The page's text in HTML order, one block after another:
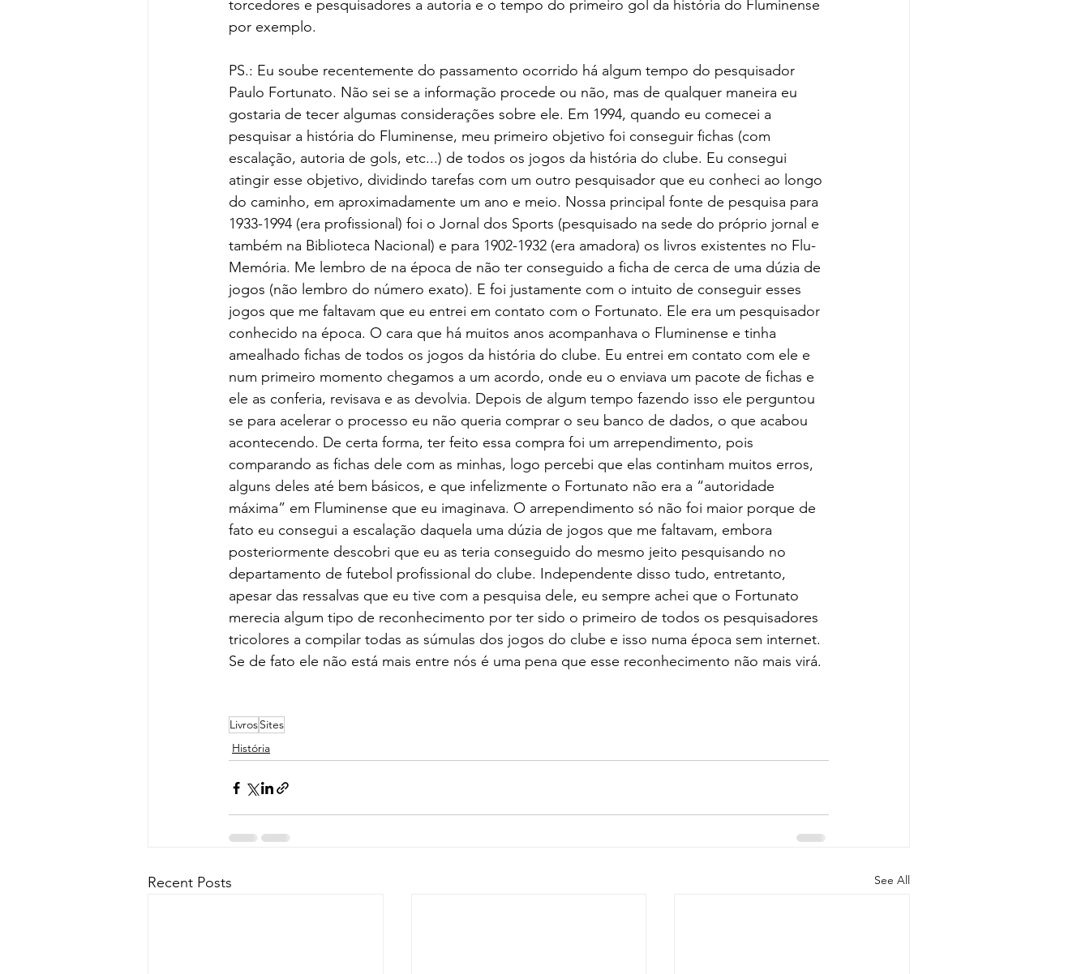
torcedores e pesquisadores a autoria e o tempo do primeiro gol da história do Fluminense
por exemplo.
PS.: Eu soube recentemente do passamento ocorrido há algum tempo do pesquisador
Paulo Fortunato. Não sei se a informação procede ou não, mas de qualquer maneira eu
gostaria de tecer algumas considerações sobre ele. Em 1994, quando eu comecei a
pesquisar a história do Fluminense, meu primeiro objetivo foi conseguir fichas (com
escalação, autoria de gols, etc...) de todos os jogos da história do clube. Eu consegui
atingir esse objetivo, dividindo tarefas com um outro pesquisador que eu conheci ao longo
do caminho, em aproximadamente um ano e meio. Nossa principal fonte de pesquisa para
1933-1994 (era profissional) foi o Jornal dos Sports (pesquisado na sede do próprio jornal e
também na Biblioteca Nacional) e para 1902-1932 (era amadora) os livros existentes no Flu-
Memória. Me lembro de na época de não ter conseguido a ficha de cerca de uma dúzia de
jogos (não lembro do número exato). E foi justamente com o intuito de conseguir esses
jogos que me faltavam que eu entrei em contato com o Fortunato. Ele era um pesquisador
conhecido na época. O cara que há muitos anos acompanhava o Fluminense e tinha
amealhado fichas de todos os jogos da história do clube. Eu entrei em contato com ele e
num primeiro momento chegamos a um acordo, onde eu o enviava um pacote de fichas e
ele as conferia, revisava e as devolvia. Depois de algum tempo fazendo isso ele perguntou
se para acelerar o processo eu não queria comprar o seu banco de dados, o que acabou
acontecendo. De certa forma, ter feito essa compra foi um arrependimento, pois
comparando as fichas dele com as minhas, logo percebi que elas continham muitos erros,
alguns deles até bem básicos, e que infelizmente o Fortunato não era a “autoridade
máxima” em Fluminense que eu imaginava. O arrependimento só não foi maior porque de
fato eu consegui a escalação daquela uma dúzia de jogos que me faltavam, embora
posteriormente descobri que eu as teria conseguido do mesmo jeito pesquisando no
departamento de futebol profissional do clube. Independente disso tudo, entretanto,
apesar das ressalvas que eu tive com a pesquisa dele, eu sempre achei que o Fortunato
merecia algum tipo de reconhecimento por ter sido o primeiro de todos os pesquisadores
tricolores a compilar todas as súmulas dos jogos do clube e isso numa época sem internet.
Se de fato ele não está mais entre nós é uma pena que esse reconhecimento não mais virá.
LivrosSites
História
Recent Posts See All